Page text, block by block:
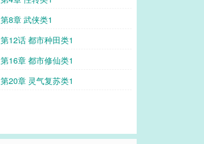
第8章 武侠类1
第12话 都市种田类1
第16章 都市修仙类1
第20章 灵气复苏类1